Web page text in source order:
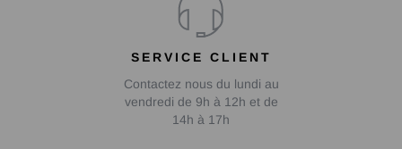
SERVICE CLIENT
Contactez nous du lundi au
vendredi de 9h à 12h et de
14h à 17h